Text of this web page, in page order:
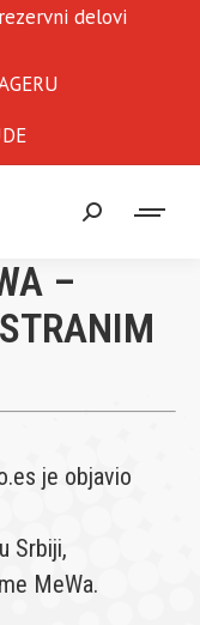
delovi
Search:
–
je objavio
Srbiji,
MeWa.